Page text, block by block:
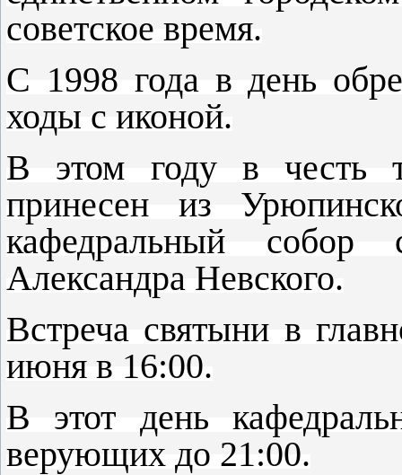
советское время.
С 1998 года в день
ходы с иконой.
В этом году в честь
принесен из
кафедральный собор
Александра Невского.
Встреча святыни в
июня в 16:00.
В этот день
верующих до 21:00.